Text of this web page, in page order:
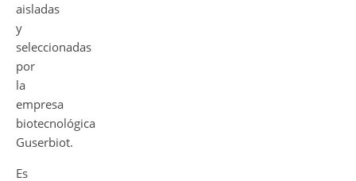
aisladas
y
seleccionadas
por
la
empresa
biotecnológica
Guserbiot.
Es